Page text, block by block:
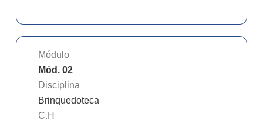
Módulo
Mód. 02
Disciplina
Brinquedoteca
C.H